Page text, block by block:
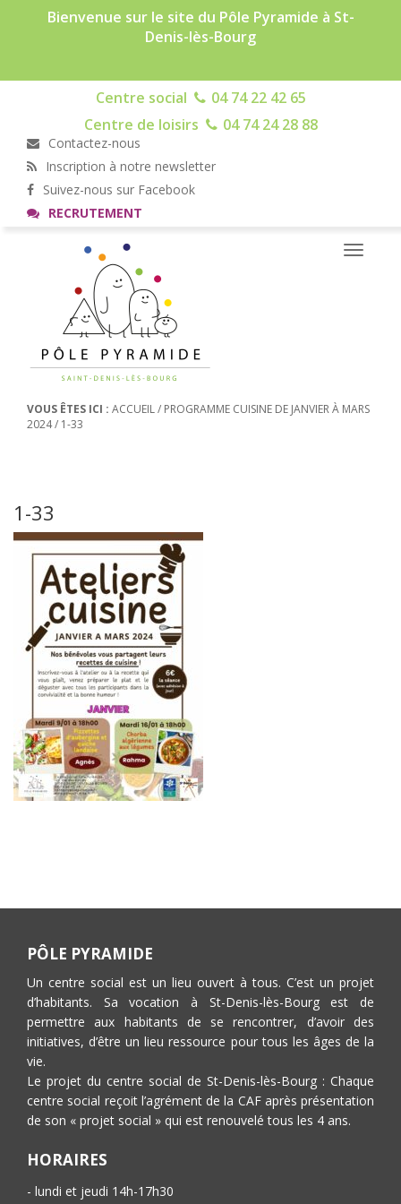
Bienvenue sur le site du Pôle Pyramide à St-
Denis-lès-Bourg
Centre social
04 74 22 42 65
Centre de loisirs
04 74 24 28 88
Contactez-nous
Inscription à notre newsletter
Suivez-nous sur Facebook
RECRUTEMENT
Toggle
VOUS ÊTES ICI : ACCUEIL/ PROGRAMME CUISINE DE JANVIER À MARS
2024/ 1-33
1-33
PÔLE PYRAMIDE
Un centre social est un lieu ouvert à tous. C’est un projet
d’habitants. Sa vocation à St-Denis-lès-Bourg est de
permettre aux habitants de se rencontrer, d’avoir des
initiatives, d’être un lieu ressource pour tous les âges de la
vie.
Le projet du centre social de St-Denis-lès-Bourg : Chaque
centre social reçoit l’agrément de la CAF après présentation
de son « projet social » qui est renouvelé tous les 4 ans.
HORAIRES
- lundi et jeudi 14h-17h30